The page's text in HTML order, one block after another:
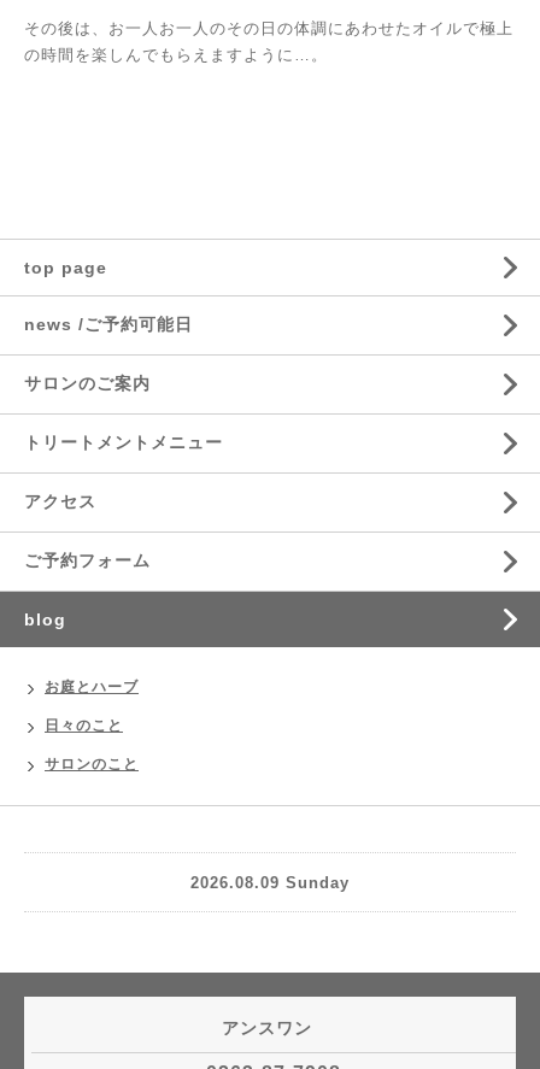
その後は、お一人お一人のその日の体調にあわせたオイルで極上
の時間を楽しんでもらえますように…。
top page
news /ご予約可能日
サロンのご案内
トリートメントメニュー
アクセス
ご予約フォーム
blog
お庭とハーブ
日々のこと
サロンのこと
2026.08.09 Sunday
アンスワン